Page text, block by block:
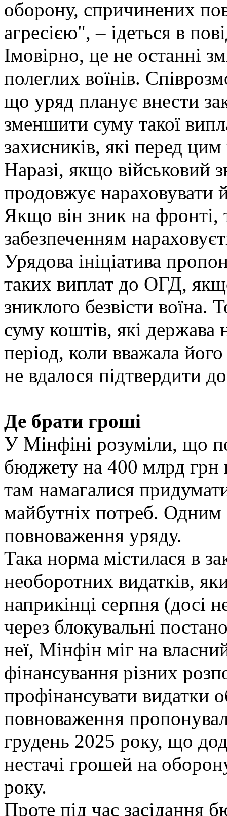
оборону, спричинених
агресією", – ідеться в
Імовірно, це не останні
полеглих воїнів.
що уряд планує внести
зменшити суму такої
захисників, які перед
Наразі, якщо військовий
продовжує нараховувати
Якщо він зник на
забезпеченням
Урядова ініціатива
таких виплат до ОГД,
зниклого безвісти
суму коштів, які держава
період, коли вважала
не вдалося підтвердити
Де брати гроші
У Мінфіні розуміли, що
бюджету на 400 млрд грн
там намагалися
майбутніх потреб. Одним
повноваження уряду.
Така норма містилася в
необоротних видатків,
наприкінці серпня (досі
через блокувальні
неї, Мінфін міг на
фінансування різних
профінансувати видатки
повноваження
грудень 2025 року, що
нестачі грошей на
року.
Проте під час засідання